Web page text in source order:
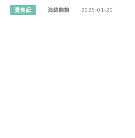
愛食記 海綿飽飽 2025-01-20